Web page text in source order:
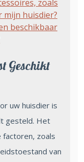
zoals
mijn huisdier?
beschikbaar
Geschikt
uw huisdier is
gesteld. Het
factoren, zoals
van